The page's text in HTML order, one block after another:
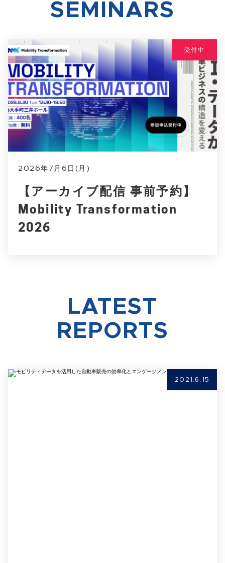
SEMINARS
2026年7月6日(月)
【アーカイブ配信 事前予約】
Mobility Transformation
2026
受付中
LATEST
REPORTS
2021.6.15